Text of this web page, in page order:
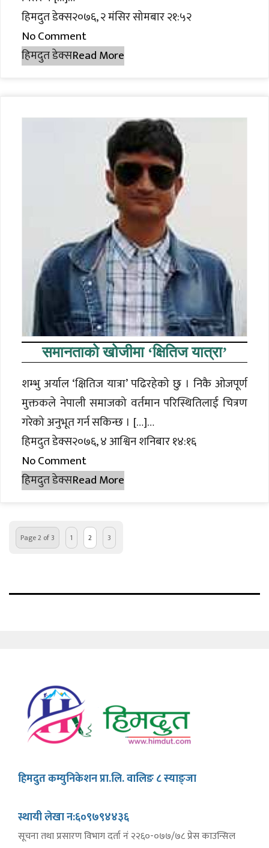
हिमदुत डेक्स२०७६, २ मंसिर सोमबार २१:५२
No Comment
हिमदुत डेक्सRead More
समानताको खोजीमा ‘क्षितिज यात्रा’
शम्भु अर्याल ‘क्षितिज यात्रा’ पढिरहेको छु । निकै ओजपूर्ण
मुक्तकले नेपाली समाजको वर्तमान परिस्थितिलाई चित्रण
गरेको अनुभूत गर्न सकिन्छ । […]…
हिमदुत डेक्स२०७६, ४ आश्विन शनिबार १४:१६
No Comment
हिमदुत डेक्सRead More
Page 2 of 3 1 2 3
हिमदुत कम्युनिकेशन प्रा.लि. वालिङ ८ स्याङ्जा
स्थायी लेखा न:६०९७९४४३६
सूचना तथा प्रसारण विभाग दर्ता नं २२६०-०७७/७८ प्रेस काउन्सिल